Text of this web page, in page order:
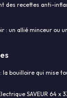
des recettes anti-
: un allié minceur ou
: la bouilloire qui mise
SAVEUR 64 x